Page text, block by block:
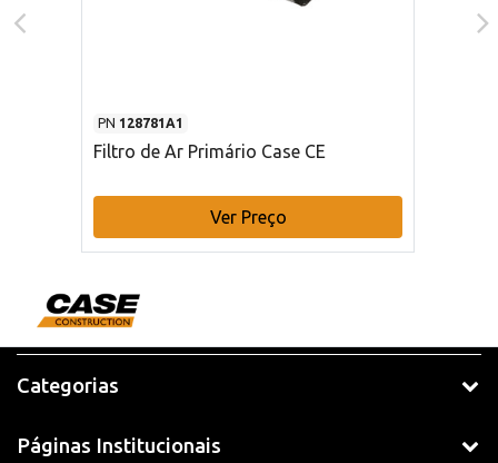
PN 128781A1
Filtro de Ar Primário Case CE
Ver Preço
Categorias
Páginas Institucionais